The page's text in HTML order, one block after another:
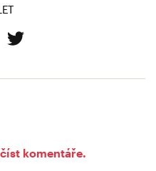
komentáře.